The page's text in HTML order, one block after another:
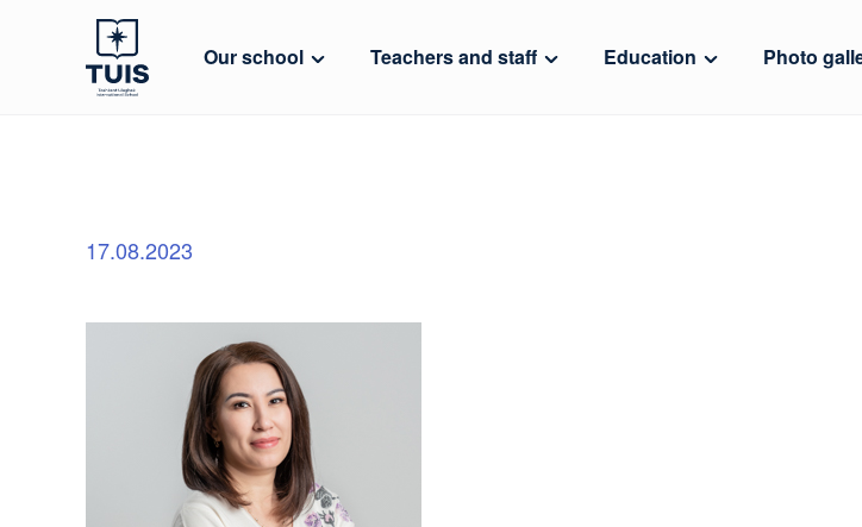
Our school Teachers and staff Education Photo
17.08.2023